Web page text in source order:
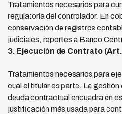
Tratamientos necesarios para
regulatoria del controlador. En
conservación de registros
judiciales, reportes a Banco
3. Ejecución de Contrato (Art.
Tratamientos necesarios para
cual el titular es parte. La gestión
deuda contractual encuadra en
justificación más usada para